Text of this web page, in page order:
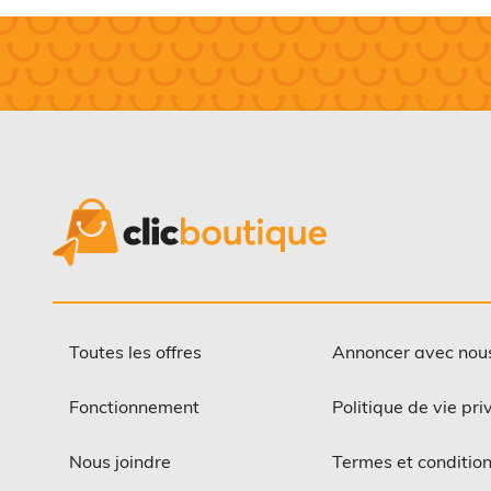
Toutes les offres
Fonctionnement
Nous joindre
Annoncer avec
Politique de vie
Termes et